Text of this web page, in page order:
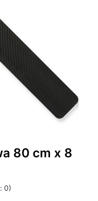
80 cm x 8
0)